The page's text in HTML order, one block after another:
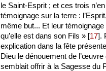
le Saint-Esprit ; et ces trois
témoignage sur la terre :
même but... Et leur
qu’elle est dans son Fils » [17].
explication dans la fête
Dieu le dénouement de
semblait offrir à la Sagesse du